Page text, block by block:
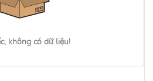
không có dữ liệu!